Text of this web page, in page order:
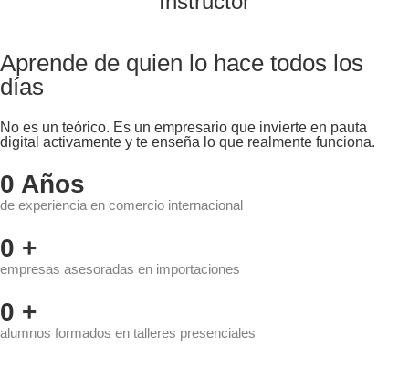
Aprende de quien lo hace todos los
días
No es un teórico. Es un empresario que invierte en pauta
digital activamente y te enseña lo que realmente funciona.
0 Años
de experiencia en comercio internacional
0 +
empresas asesoradas en importaciones
0 +
alumnos formados en talleres presenciales